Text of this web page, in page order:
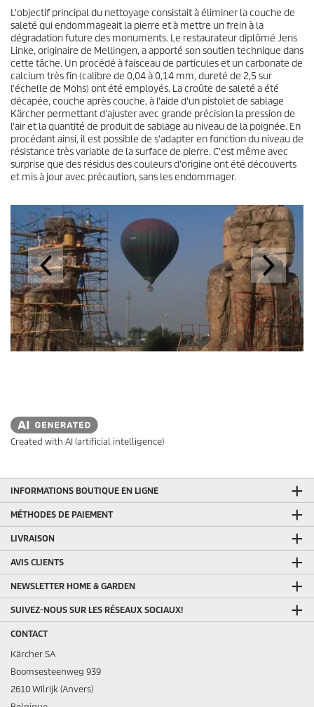
L'objectif principal du nettoyage consistait à éliminer la couche de
saleté qui endommageait la pierre et à mettre un frein à la
dégradation future des monuments. Le restaurateur diplômé Jens
Linke, originaire de Mellingen, a apporté son soutien technique dans
cette tâche. Un procédé à faisceau de particules et un carbonate de
calcium très fin (calibre de 0,04 à 0,14 mm, dureté de 2,5 sur
l'échelle de Mohs) ont été employés. La croûte de saleté a été
décapée, couche après couche, à l'aide d'un pistolet de sablage
Kärcher permettant d'ajuster avec grande précision la pression de
l'air et la quantité de produit de sablage au niveau de la poignée. En
procédant ainsi, il est possible de s'adapter en fonction du niveau de
résistance très variable de la surface de pierre. C'est même avec
surprise que des résidus des couleurs d'origine ont été découverts
et mis à jour avec précaution, sans les endommager.
Created with AI (artificial intelligence)
INFORMATIONS BOUTIQUE EN LIGNE
MÉTHODES DE PAIEMENT
LIVRAISON
AVIS CLIENTS
NEWSLETTER HOME & GARDEN
SUIVEZ-NOUS SUR LES RÉSEAUX SOCIAUX!
CONTACT
Kärcher SA
Boomsesteenweg 939
2610 Wilrijk (Anvers)